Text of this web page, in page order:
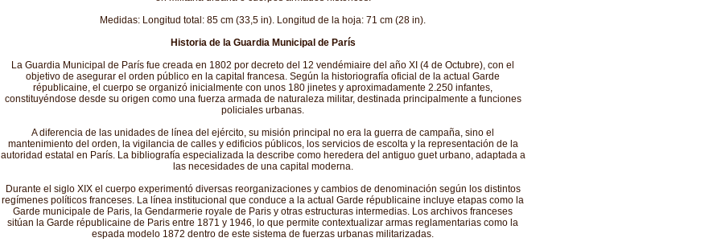
Medidas: Longitud total: 85 cm (33,5 in). Longitud de la hoja: 71 cm (28 in).
Historia de la Guardia Municipal de París
La Guardia Municipal de París fue creada en 1802 por decreto del 12 vendémiaire del año XI (4 de Octubre), con el
objetivo de asegurar el orden público en la capital francesa. Según la historiografía oficial de la actual Garde
républicaine, el cuerpo se organizó inicialmente con unos 180 jinetes y aproximadamente 2.250 infantes,
constituyéndose desde su origen como una fuerza armada de naturaleza militar, destinada principalmente a funciones
policiales urbanas.
A diferencia de las unidades de línea del ejército, su misión principal no era la guerra de campaña, sino el
mantenimiento del orden, la vigilancia de calles y edificios públicos, los servicios de escolta y la representación de la
autoridad estatal en París. La bibliografía especializada la describe como heredera del antiguo guet urbano, adaptada a
las necesidades de una capital moderna.
Durante el siglo XIX el cuerpo experimentó diversas reorganizaciones y cambios de denominación según los distintos
regímenes políticos franceses. La línea institucional que conduce a la actual Garde républicaine incluye etapas como la
Garde municipale de Paris, la Gendarmerie royale de Paris y otras estructuras intermedias. Los archivos franceses
sitúan la Garde républicaine de Paris entre 1871 y 1946, lo que permite contextualizar armas reglamentarias como la
espada modelo 1872 dentro de este sistema de fuerzas urbanas militarizadas.